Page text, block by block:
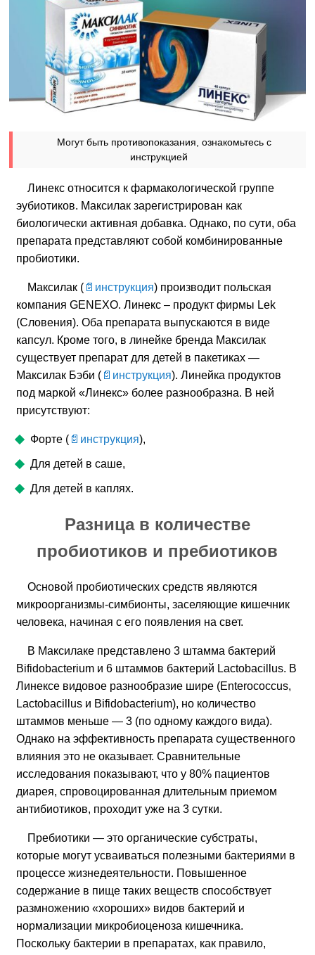
Могут быть противопоказания, ознакомьтесь с
инструкцией
Линекс относится к фармакологической группе
эубиотиков. Максилак зарегистрирован как
биологически активная добавка. Однако, по сути, оба
препарата представляют собой комбинированные
пробиотики.
Максилак ( инструкция) производит польская
компания GENEXO. Линекс – продукт фирмы Lek
(Словения). Оба препарата выпускаются в виде
капсул. Кроме того, в линейке бренда Максилак
существует препарат для детей в пакетиках —
Максилак Бэби (
инструкция). Линейка продуктов
под маркой «Линекс» более разнообразна. В ней
присутствуют:
Форте ( инструкция),
Для детей в саше,
Для детей в каплях.
Разница в количестве
пробиотиков и пребиотиков
Основой пробиотических средств являются
микроорганизмы-симбионты, заселяющие кишечник
человека, начиная с его появления на свет.
В Максилаке представлено 3 штамма бактерий
Bifidobacterium и 6 штаммов бактерий Lactobacillus. В
Линексе видовое разнообразие шире (Enterococcus,
Lactobacillus и Bifidobacterium), но количество
штаммов меньше — 3 (по одному каждого вида).
Однако на эффективность препарата существенного
влияния это не оказывает. Сравнительные
исследования показывают, что у 80% пациентов
диарея, спровоцированная длительным приемом
антибиотиков, проходит уже на 3 сутки.
Пребиотики — это органические субстраты,
которые могут усваиваться полезными бактериями в
процессе жизнедеятельности. Повышенное
содержание в пище таких веществ способствует
размножению «хороших» видов бактерий и
нормализации микробиоценоза кишечника.
Поскольку бактерии в препаратах, как правило,